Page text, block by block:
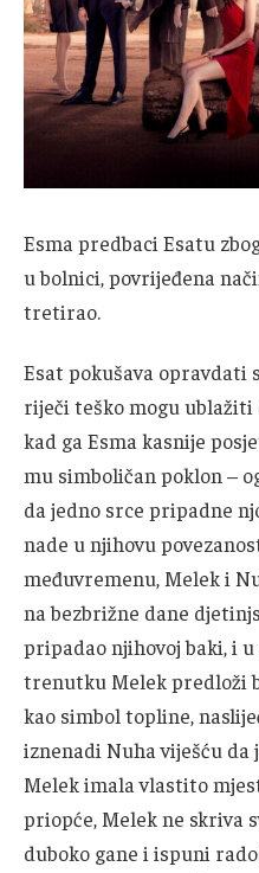
Esma predbaci Esatu
u bolnici, povrijeđena
tretirao.
Esat pokušava opravdati
riječi teško mogu ublažiti
kad ga Esma kasnije
mu simboličan poklon –
da jedno srce pripadne
nade u njihovu
međuvremenu, Melek i
na bezbrižne dane
pripadao njihovoj baki, i
trenutku Melek predloži
kao simbol topline,
iznenadi Nuha viješću
Melek imala vlastito
priopće, Melek ne skriva
duboko gane i ispuni